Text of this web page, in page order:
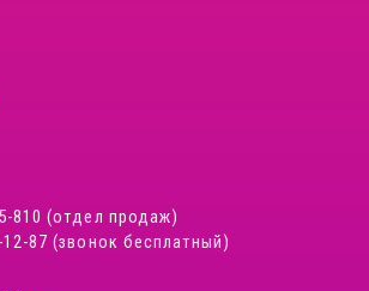
810 (отдел продаж)
87 (звонок бесплатный)